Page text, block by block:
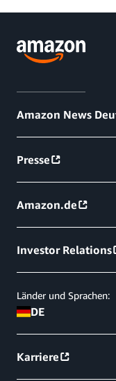
Amazon News
Presse
Amazon.de
Investor Relations
Länder und Sprachen:
DE
Karriere